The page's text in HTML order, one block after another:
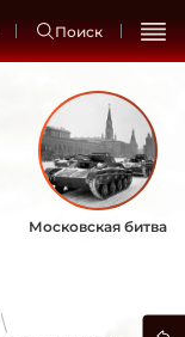
Поиск
Московская битва